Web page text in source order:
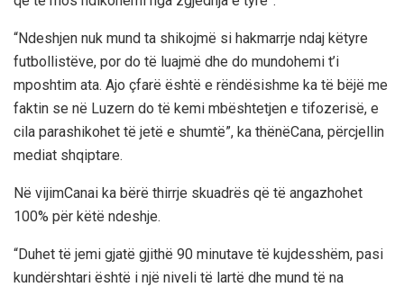
“Ndeshjen nuk mund ta shikojmë si hakmarrje ndaj këtyre
futbollistëve, por do të luajmë dhe do mundohemi t’i
mposhtim ata. Ajo çfarë është e rëndësishme ka të bëjë me
faktin se në Luzern do të kemi mbështetjen e tifozerisë, e
cila parashikohet të jetë e shumtë”, ka thënëCana, përcjellin
mediat shqiptare.
Në vijimCanai ka bërë thirrje skuadrës që të angazhohet
100% për këtë ndeshje.
“Duhet të jemi gjatë gjithë 90 minutave të kujdesshëm, pasi
kundërshtari është i një niveli të lartë dhe mund të na